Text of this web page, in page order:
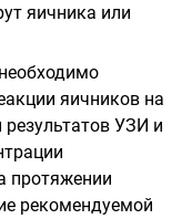
яичника или
яичников на
УЗИ и
протяжении
рекомендуемой